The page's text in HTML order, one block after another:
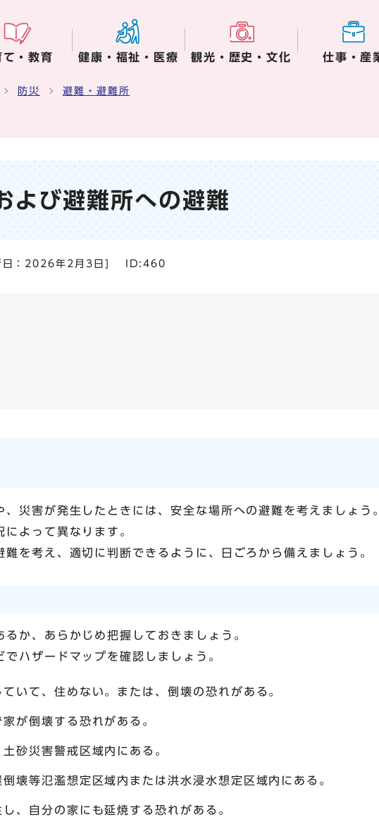
て・教育 健康・福祉・医療 観光・歴史・文化 仕事・産
防災 避難・避難所
よび避難所への避難
： 2026年2月3日 ID:460
災害が発生したときには、安全な場所への避難を考えましょう。
よって異なります。
を考え、適切に判断できるように、日ごろから備えましょう。
か、あらかじめ把握しておきましょう。
でハザードマップを確認しましょう。
いて、住めない。または、倒壊の恐れがある。
が倒壊する恐れがある。
砂災害警戒区域内にある。
壊等氾濫想定区域内または洪水浸水想定区域内にある。
、自分の家にも延焼する恐れがある。